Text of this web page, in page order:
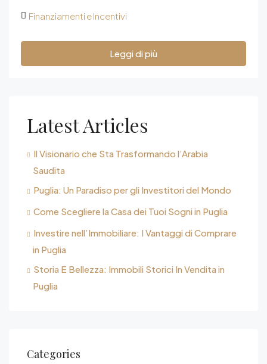
Finanziamenti e Incentivi
Leggi di più
Latest Articles
Il Visionario che Sta Trasformando l’Arabia
Saudita
Puglia: Un Paradiso per gli Investitori del Mondo
Come Scegliere la Casa dei Tuoi Sogni in Puglia
Investire nell’Immobiliare: I Vantaggi di Comprare
in Puglia
Storia E Bellezza: Immobili Storici In Vendita in
Puglia
Categories